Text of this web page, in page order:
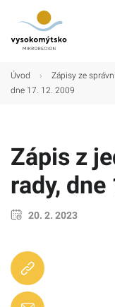
Úvod › Zápisy ze
dne 17. 12. 2009
Zápis z
rady,
20. 2. 2023
Úvod
Turistické cíle
Kultura
Kontakt